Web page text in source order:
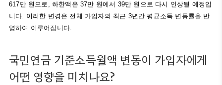
617만 원으로, 하한액은 37만 원에서 39만 원으로 다시 인상될 예정입
니다. 이러한 변경은 전체 가입자의 최근 3년간 평균소득 변동률을 반
영하여 이루어집니다.
국민연금 기준소득월액 변동이 가입자에게
어떤 영향을 미치나요?